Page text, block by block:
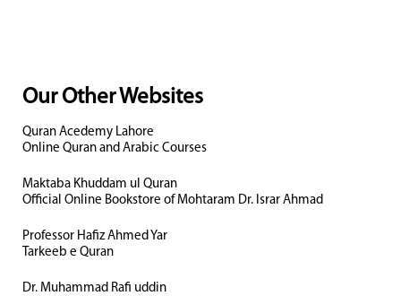
Our Other Websites
Quran Acedemy Lahore
Online Quran and Arabic Courses
Maktaba Khuddam ul Quran
Official Online Bookstore of Mohtaram Dr. Israr Ahmad
Professor Hafiz Ahmed Yar
Tarkeeb e Quran
Dr. Muhammad Rafi uddin